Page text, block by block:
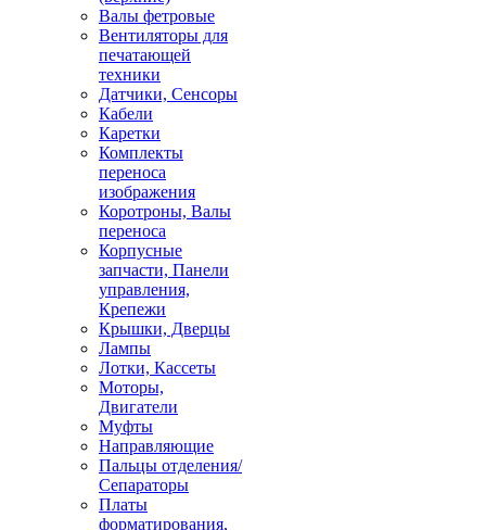
Валы фетровые
Вентиляторы для
печатающей
техники
Датчики, Сенсоры
Кабели
Каретки
Комплекты
переноса
изображения
Коротроны, Валы
переноса
Корпусные
запчасти, Панели
управления,
Крепежи
Крышки, Дверцы
Лампы
Лотки, Кассеты
Моторы,
Двигатели
Муфты
Направляющие
Пальцы отделения/
Сепараторы
Платы
форматирования,